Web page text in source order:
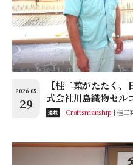
2026.05
29
【桂二葉がたたく
式会社川島織物セル
連載 Craftsmanship 桂二